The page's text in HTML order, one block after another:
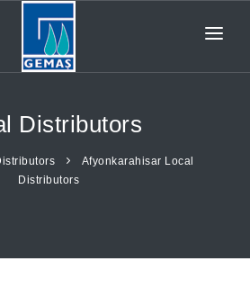
Distributors
Afyonkarahisar Local
Distributors